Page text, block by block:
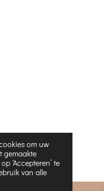
om uw
gemaakte
‘Accepteren’ te
van alle